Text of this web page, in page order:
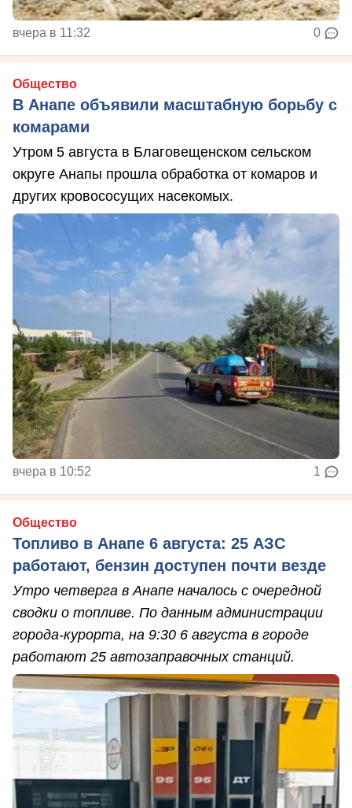
вчера в 11:32 0
Общество
В Анапе объявили масштабную борьбу с
комарами
Утром 5 августа в Благовещенском сельском
округе Анапы прошла обработка от комаров и
других кровососущих насекомых.
вчера в 10:52 1
Общество
Топливо в Анапе 6 августа: 25 АЗС
работают, бензин доступен почти везде
Утро четверга в Анапе началось с очередной
сводки о топливе. По данным администрации
города-курорта, на 9:30 6 августа в городе
работают 25 автозаправочных станций.